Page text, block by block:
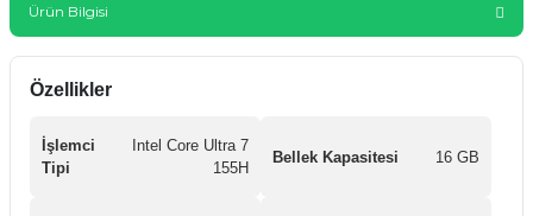
Ürün Bilgisi
Özellikler
İşlemci
Tipi
Intel Core Ultra 7
155H
Bellek Kapasitesi 16 GB